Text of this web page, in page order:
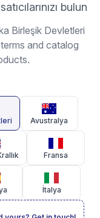
bulun
Birleşik Devletleri
and catalog
Avustralya
Fransa
İtalya